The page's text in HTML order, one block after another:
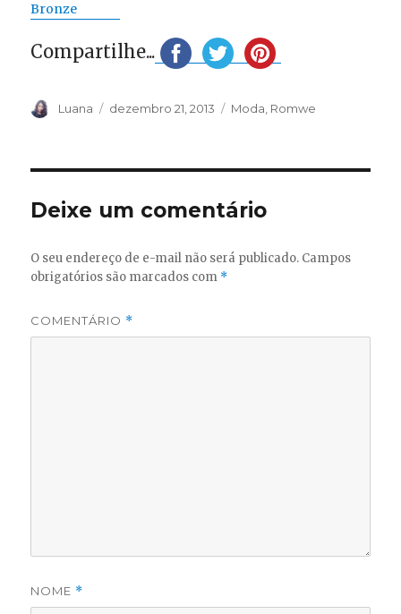
Bronze
Compartilhe...
Autor
Luana
Publicado
dezembro 21, 2013 Categorias
Moda, Romwe
Deixe um comentário
O seu endereço de e-mail não será publicado. Campos
obrigatórios são marcados com *
COMENTÁRIO *
NOME *